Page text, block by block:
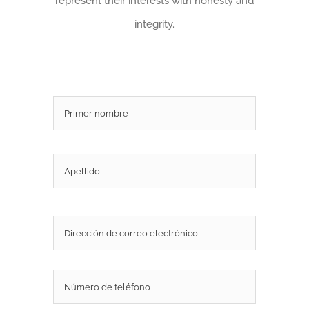
integrity.
Nombre
Apellidos
Correo
electrónico
Teléfono